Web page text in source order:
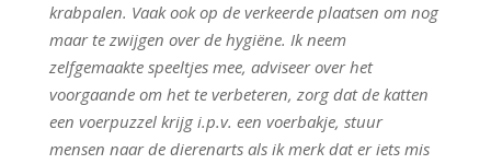
krabpalen. Vaak ook op de verkeerde plaatsen om nog
maar te zwijgen over de hygiëne. Ik neem
zelfgemaakte speeltjes mee, adviseer over het
voorgaande om het te verbeteren, zorg dat de katten
een voerpuzzel krijg i.p.v. een voerbakje, stuur
mensen naar de dierenarts als ik merk dat er iets mis